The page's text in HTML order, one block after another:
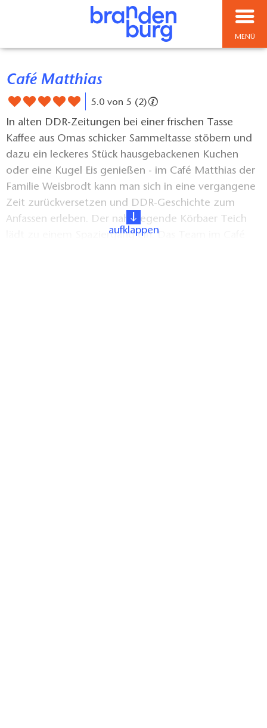
MENÜ
Café Matthias
5.0 von 5 (2)
In alten DDR-Zeitungen bei einer frischen Tasse
Kaffee aus Omas schicker Sammeltasse stöbern und
dazu ein leckeres Stück hausgebackenen Kuchen
oder eine Kugel Eis genießen - im Café Matthias der
Familie Weisbrodt kann man sich in eine vergangene
Zeit zurückversetzen und DDR-Geschichte zum
Anfassen erleben. Der naheliegende Körbaer Teich
lädt zu einem Spaziergang ein. Das Team im Café
aufklappen